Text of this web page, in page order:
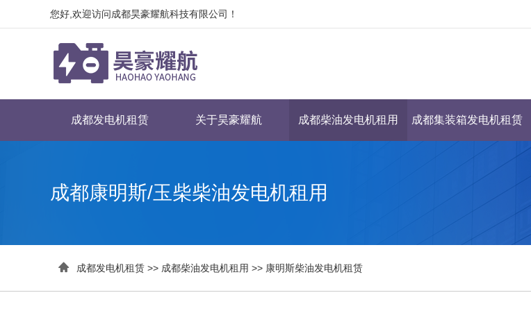
您好,欢迎访问成都昊豪耀航科技有限公司！
成都发电机租赁 关于昊豪耀航 成都柴油发电机租用 成都集装箱发电机租赁
成都康明斯/玉柴柴油发电机租用
 成都发电机租赁 >> 成都柴油发电机租用 >> 康明斯柴油发电机租赁